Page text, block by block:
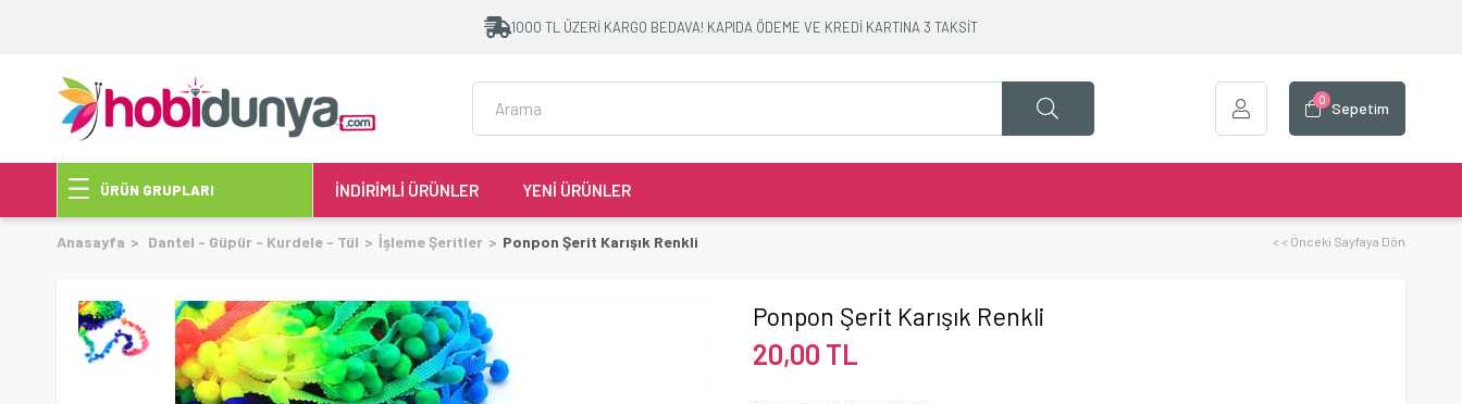
1000 TL ÜZERİ KARGO BEDAVA! KAPIDA ÖDEME VE KREDİ KARTINA 3 TAKSİT
Sepetim
0
ÜRÜN GRUPLARI İNDİRİMLİ ÜRÜNLER YENİ ÜRÜNLER
Anasayfa Dantel - Güpür - Kurdele - Tül İşleme Şeritler Ponpon Şerit Karışık Renkli < < Önceki Sayfaya Dön
Ponpon Şerit Karışık Renkli
20,00 TL